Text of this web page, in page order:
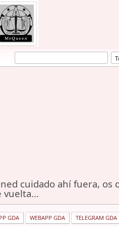
cuidado ahí fuera, os
vuelta...
GDA WEBAPP GDA TELEGRAM GDA